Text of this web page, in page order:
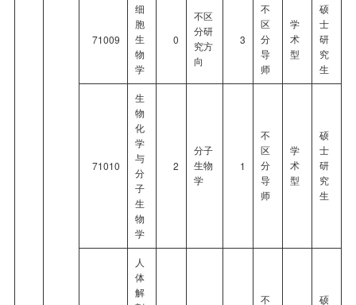
71009
细
胞
生
物
学
0
不区
分研
究方
向
3
不
区
分
导
师
学
术
型
硕
士
研
究
生
71010
生
物
化
学
与
分
子
生
物
学
2
分子
生物
学
1
不
区
分
导
师
学
术
型
硕
士
研
究
生
人
体
解
不
硕